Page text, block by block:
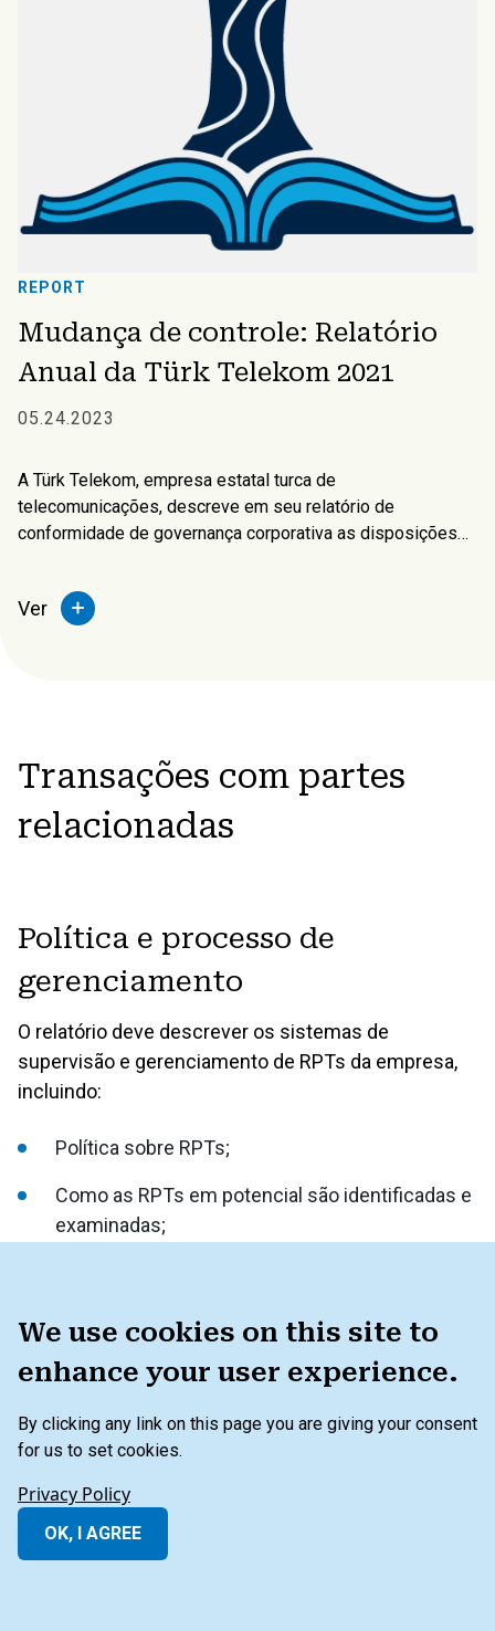
We use cookies on this site to
enhance your user experience.
By clicking any link on this page you are giving your consent
for us to set cookies.
Privacy Policy
OK, I AGREE
REPORT
Mudança de controle: Relatório
Anual da Türk Telekom 2021
05.24.2023
A Türk Telekom, empresa estatal turca de
telecomunicações, descreve em seu relatório de
conformidade de governança corporativa as disposições
da empresa.
Ver
Transações com partes
relacionadas
Política e processo de
gerenciamento
O relatório deve descrever os sistemas de
supervisão e gerenciamento de RPTs da empresa,
incluindo:
Política sobre RPTs;
Como as RPTs em potencial são identificadas e
examinadas;
se as diferentes transações têm
procedimentos de aprovação diferentes;
membro do conselho esteja em conflito ou
RPTs;
Avaliações de terceiros.